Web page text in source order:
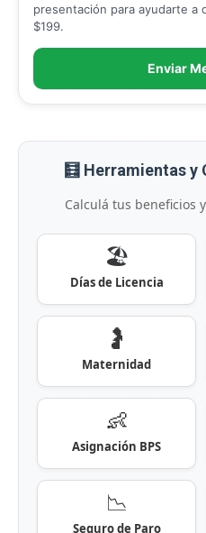
presentación para ayudarte a
$199.
Enviar
🧮 Herramientas y
Calculá tus beneficios
🏖️
Días de Licencia
🤰
Maternidad
👶
Asignación BPS
📉
Seguro de Paro